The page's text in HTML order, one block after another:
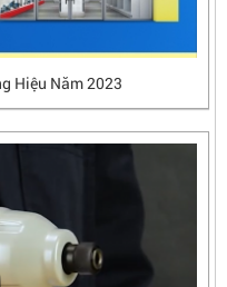
Hiệu Năm 2023